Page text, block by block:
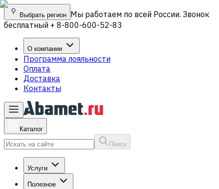
Выбрать регион Мы работаем по всей России. Звонок
бесплатный + 8-800-600-52-83
О компании
Программа лояльности
Оплата
Доставка
Контакты
Каталог
Поиск
Услуги
Полезное